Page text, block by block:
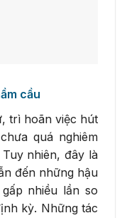
cầu
trì hoãn việc hút
quá nghiêm
nhiên, đây là
đến những hậu
nhiều lần so
kỳ. Những tác